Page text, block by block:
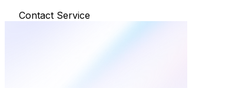
Contact Service